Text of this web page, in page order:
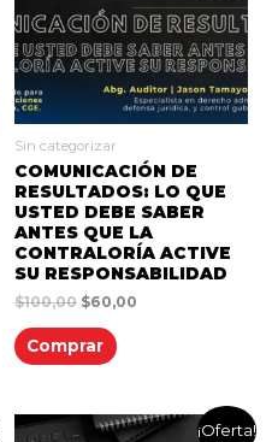
Sin categorizar
COMUNICACIÓN DE
RESULTADOS: LO QUE
USTED DEBE SABER
ANTES QUE LA
CONTRALORÍA ACTIVE
SU RESPONSABILIDAD
$100,00 $60,00
Comprar
¡Oferta!